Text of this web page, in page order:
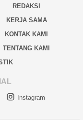
REDAKSI
KERJA SAMA
KONTAK KAMI
TENTANG KAMI
Instagram